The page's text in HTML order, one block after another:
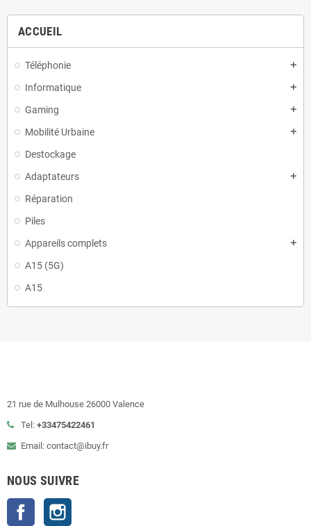
ACCUEIL
Téléphonie add
Informatique add
Gaming add
Mobilité Urbaine add
Destockage
Adaptateurs
add
Réparation
Piles
Appareils complets
add
A15 (5G)
A15
21 rue de Mulhouse 26000 Valence
Tel: +33475422461
Email: contact@ibuy.fr
NOUS SUIVRE
Facebook